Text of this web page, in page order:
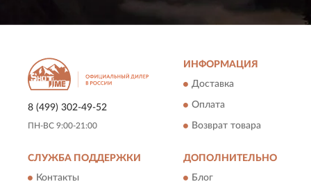
8 (499) 302-49-52
ПН-ВС 9:00-21:00
ИНФОРМАЦИЯ
Доставка
Оплата
Возврат товара
СЛУЖБА ПОДДЕРЖКИ
Контакты
ДОПОЛНИТЕЛЬНО
Блог